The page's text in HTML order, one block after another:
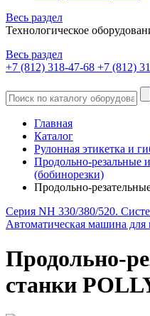
Весь раздел
Технологическое
Весь раздел
+7 (812) 318-47-68 +7 (812)
Главная
Каталог
Рулонная этикетка и
Продольно-резальные
(бобинорезки)
Продольно-
Серия NH 330/380/520.
Автоматическая машина для
Продольно-
станки